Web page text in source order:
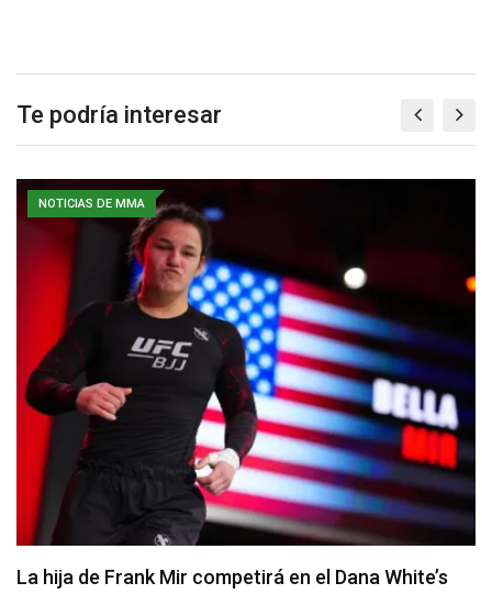
Te podría interesar
NOTICIAS DE MMA
Joshua Van vs. Alexandre Pantoja 2 será la